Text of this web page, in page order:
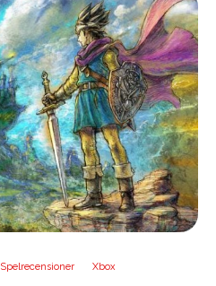
Spelrecensioner Xbox